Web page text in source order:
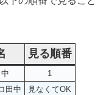
見る順番
1
田中
見なくてOK